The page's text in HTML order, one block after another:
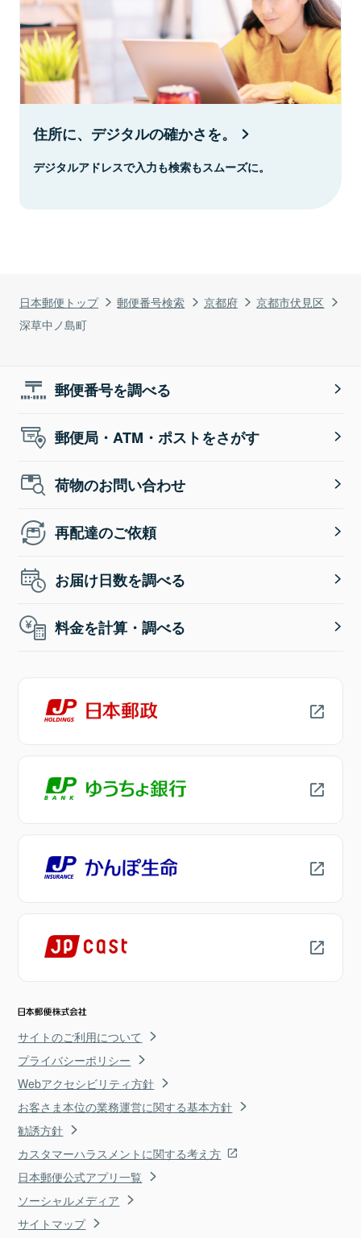
日本郵便トップ 郵便番号検索 京都府
京都市伏見区
深草中ノ島町
住所に、デジタルの確かさを。
デジタルアドレスで入力も検索もスムーズに。
郵便番号を調べる
郵便局・ATM・ポストをさがす
荷物のお問い合わせ
再配達のご依頼
お届け日数を調べる
料金を計算・調べる
サイトのご利用について
プライバシーポリシー
Webアクセシビリティ方針
お客さま本位の業務運営に関する基本方針
勧誘方針
カスタマーハラスメントに関する考え方
日本郵便公式アプリ一覧
ソーシャルメディア
サイトマップ